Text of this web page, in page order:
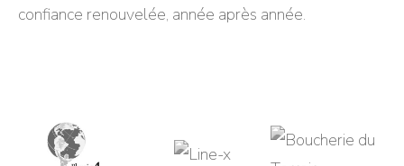
confiance renouvelée, année après année.